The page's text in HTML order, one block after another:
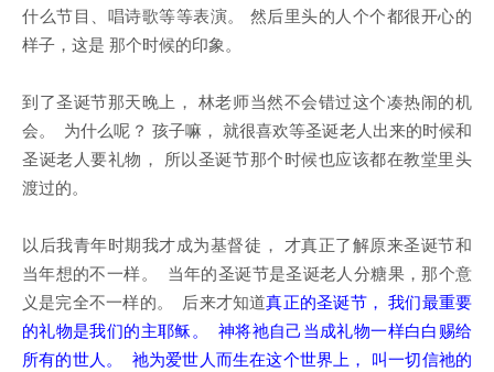
什么节目、唱诗歌等等表演。 然后里头的人个个都很开心的
样子，这是 那个时候的印象。
到了圣诞节那天晚上， 林老师当然不会错过这个凑热闹的机
会。 为什么呢？ 孩子嘛， 就很喜欢等圣诞老人出来的时候和
圣诞老人要礼物， 所以圣诞节那个时候也应该都在教堂里头
渡过的。
以后我青年时期我才成为基督徒， 才真正了解原来圣诞节和
当年想的不一样。 当年的圣诞节是圣诞老人分糖果，那个意
义是完全不一样的。 后来才知道真正的圣诞节， 我们最重要
的礼物是我们的主耶稣。 神将祂自己当成礼物一样白白赐给
所有的世人。 祂为爱世人而生在这个世界上， 叫一切信祂的